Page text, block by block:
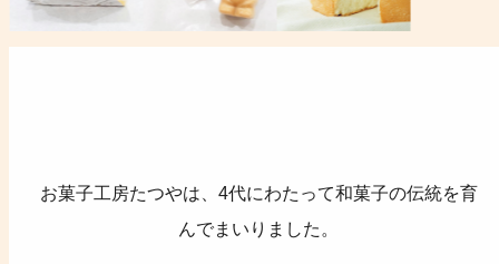
お菓子工房たつやは、4代にわたって和菓子の伝統を育
んでまいりました。